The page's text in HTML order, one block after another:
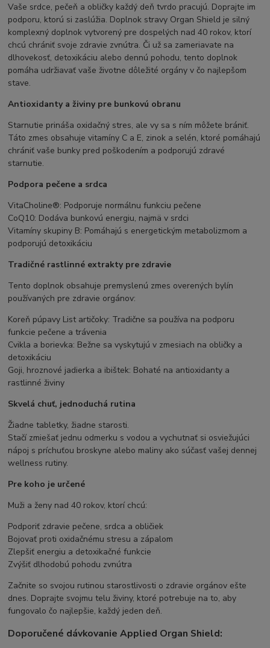
Vaše srdce, pečeň a obličky každý deň tvrdo pracujú. Doprajte im
podporu, ktorú si zaslúžia. Doplnok stravy Organ Shield je silný
komplexný doplnok vytvorený pre dospelých nad 40 rokov, ktorí
chcú chrániť svoje zdravie zvnútra. Či už sa zameriavate na
dlhovekosť, detoxikáciu alebo dennú pohodu, tento doplnok
pomáha udržiavať vaše životne dôležité orgány v čo najlepšom
stave.
Antioxidanty a živiny pre bunkovú obranu
Starnutie prináša oxidačný stres, ale vy sa s ním môžete brániť.
Táto zmes obsahuje vitamíny C a E, zinok a selén, ktoré pomáhajú
chrániť vaše bunky pred poškodením a podporujú zdravé
starnutie.
Podpora pečene a srdca
VitaCholine®: Podporuje normálnu funkciu pečene
CoQ10: Dodáva bunkovú energiu, najmä v srdci
Vitamíny skupiny B: Pomáhajú s energetickým metabolizmom a
podporujú detoxikáciu
Tradičné rastlinné extrakty pre zdravie
Tento doplnok obsahuje premyslenú zmes overených bylín
používaných pre zdravie orgánov:
Koreň púpavy List artičoky: Tradične sa používa na podporu
funkcie pečene a trávenia
Cvikla a borievka: Bežne sa vyskytujú v zmesiach na obličky a
detoxikáciu
Goji, hroznové jadierka a ibištek: Bohaté na antioxidanty a
rastlinné živiny
Skvelá chuť, jednoduchá rutina
Žiadne tabletky, žiadne starosti.
Stačí zmiešať jednu odmerku s vodou a vychutnať si osviežujúci
nápoj s príchuťou broskyne alebo maliny ako súčasť vašej dennej
wellness rutiny.
Pre koho je určené
Muži a ženy nad 40 rokov, ktorí chcú:
Podporiť zdravie pečene, srdca a obličiek
Bojovať proti oxidačnému stresu a zápalom
Zlepšiť energiu a detoxikačné funkcie
Zvýšiť dlhodobú pohodu zvnútra
Začnite so svojou rutinou starostlivosti o zdravie orgánov ešte
dnes. Doprajte svojmu telu živiny, ktoré potrebuje na to, aby
fungovalo čo najlepšie, každý jeden deň.
Doporučené dávkovanie Applied Organ Shield: